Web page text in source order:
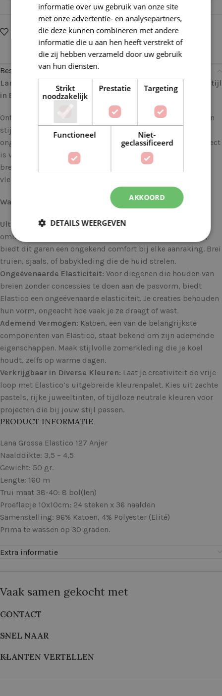
Op verlanglijstje Delen:
Beschrijving
Lana Grossa Elastico 127 Anjer: Comfort in Elke Steek, Stijl
in Elke Draad
Ontdek de wereld van Lana Grossa Elastico, waar comfort en
stijl hand in hand gaan. Dit hoogwaardige garen biedt een
ongeëvenaarde elasticiteit en zachtheid, waardoor het perfect
is voor een breed scala aan projecten. Of je nu een ervaren
breister bent of net begint, Lana Grossa Elastico voegt een
vleugje luxe toe aan al je creaties.
Waarom Kiezen voor Lana Grossa Elastico:
Ultieme Zachtheid:Elastico staat synoniem voor zachte
omhelzing. Gemaakt van een mix van katoen en elasthaan,
biedt dit garen een ongekend comfort bij elke aanraking. Brei
truien, sjaals, of babykleding die de huid strelen.
Ongeëvenaarde Elasticiteit: Voor diegenen die houden van
breien zonder concessies te doen aan de pasvorm, biedt
Elastico een ongeëvenaarde elasticiteit. Je creaties behouden
hun vorm, ongeacht hoe vaak je ze draagt of wast.
Ademend Vermogen: Katoen, een van de belangrijkste
componenten van Elastico, staat bekend om zijn ademende
eigenschappen. Maak stijlvolle zomerkleding die je koel
houdt, zelfs op warme dagen.
Verkrijgbaar in Diverse Kleuren: Laat je creativiteit de vrije
loop met Elastico’s uitgebreide kleurenpalet. Kies uit zachte
pastels, rijke juweeltinten, of tijdloze neutrale kleuren voor
projecten die bij jouw stijl passen.
PRODUCT INFORMATIE
Lana Grossa Elastico 127 Anjer
Naalddikte: 3,5 – 4,5
Gewicht: 50 gr.
Lengte: 160 m
Trui maat 38-40: 8 bol(len)
Proeflapje 10x10cm: 24 steken x 36 naalden
Samenstelling: 96% Katoen, 4% Polyester (Elité)
Prima te wassen op 30 graden.
Extra informatie
Vaak samen gekocht met
CONTACT
SNEL NAAR
KLANTEN VERTELLEN
informatie over uw gebruik van onze site
met onze advertentie- en analysepartners,
die deze kunnen combineren met andere
informatie die u aan hen heeft verstrekt of
die zij hebben verzameld door uw gebruik
van hun diensten.
Strikt
noodzakelijk
Prestatie Targeting
Functioneel
Niet-
geclassificeerd
AKKOORD
DETAILS WEERGEVEN